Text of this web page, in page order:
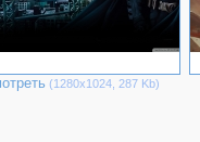
(1280х1024, 287 Kb)